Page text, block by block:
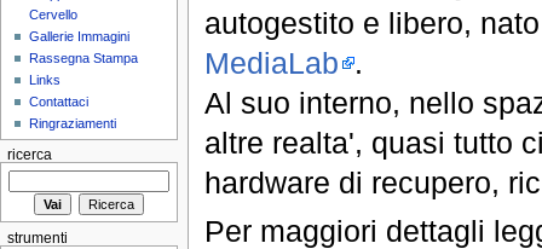
autogestito e libero,
MediaLab .
Al suo interno, nello
altre realta', quasi tutto
hardware di recupero,
Per maggiori dettagli
Cervello
Gallerie Immagini
Rassegna Stampa
Links
Contattaci
Ringraziamenti
ricerca
strumenti